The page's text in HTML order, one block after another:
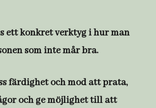
ett konkret verktyg i hur man
som inte mår bra.
färdighet och mod att prata,
och ge möjlighet till att